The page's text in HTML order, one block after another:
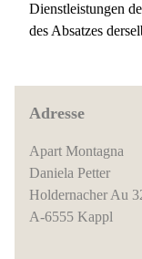
Dienstleistungen
des Absatzes
Adresse
Apart Montagna
Daniela Petter
Holdernacher Au
A-6555 Kappl